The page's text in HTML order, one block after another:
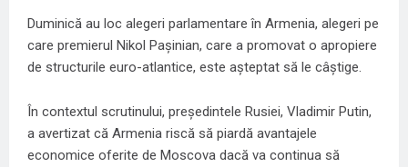
Duminică au loc alegeri parlamentare în Armenia, alegeri pe
care premierul Nikol Pașinian, care a promovat o apropiere
de structurile euro-atlantice, este așteptat să le câștige.
În contextul scrutinului, președintele Rusiei, Vladimir Putin,
a avertizat că Armenia riscă să piardă avantajele
economice oferite de Moscova dacă va continua să